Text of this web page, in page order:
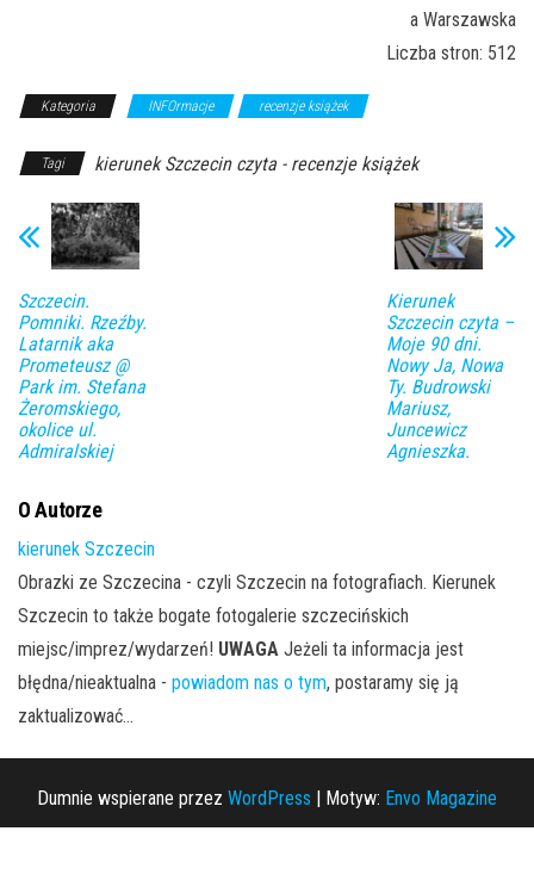
a Warszawska
Liczba stron: 512
Kategoria INFOrmacje recenzje książek
Tagi kierunek Szczecin czyta - recenzje książek
Szczecin.
Pomniki. Rzeźby.
Latarnik aka
Prometeusz @
Park im. Stefana
Żeromskiego,
okolice ul.
Admiralskiej
Kierunek
Szczecin czyta –
Moje 90 dni.
Nowy Ja, Nowa
Ty. Budrowski
Mariusz,
Juncewicz
Agnieszka.
O Autorze
kierunek Szczecin
Obrazki ze Szczecina - czyli Szczecin na fotografiach. Kierunek
Szczecin to także bogate fotogalerie szczecińskich
miejsc/imprez/wydarzeń! UWAGA Jeżeli ta informacja jest
błędna/nieaktualna - powiadom nas o tym, postaramy się ją
zaktualizować...
Dumnie wspierane przez WordPress | Motyw: Envo Magazine